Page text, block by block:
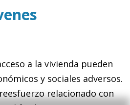
a la vivienda pueden
y sociales adversos.
relacionado con